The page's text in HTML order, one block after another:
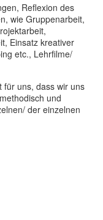
Reflexion des
wie Gruppenarbeit,
Einsatz kreativer
etc., Lehrfilme/
für uns, dass wir uns
und
der einzelnen